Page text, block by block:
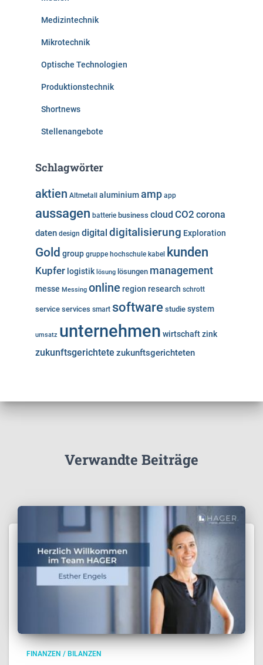
Medizintechnik
Mikrotechnik
Optische Technologien
Produktionstechnik
Shortnews
Stellenangebote
Schlagwörter
aktien Altmetall aluminiumamp app
aussagen batterie business cloud CO2 corona
daten design digital digitalisierung Exploration
Gold group gruppe hochschule kabel kunden
Kupfer logistik lösung lösungen management
messe Messing online region research schrott
service services smart software studie system
umsatz unternehmen wirtschaftzink
zukunftsgerichtete zukunftsgerichteten
Verwandte Beiträge
FINANZEN / BILANZEN